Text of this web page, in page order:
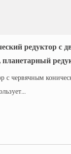
редуктор с
с червячным